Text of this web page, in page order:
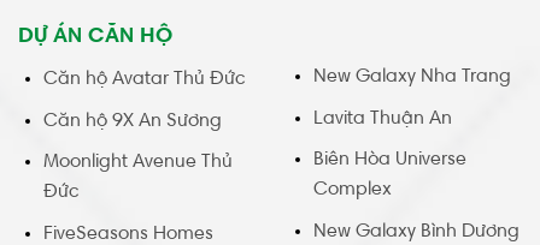
DỰ ÁN CĂN HỘ
Căn hộ Avatar Thủ Đức
Căn hộ 9X An Sương
Moonlight Avenue Thủ
Đức
FiveSeasons Homes
New Galaxy Nha Trang
Lavita Thuận An
Biên Hòa Universe
Complex
New Galaxy Bình Dương